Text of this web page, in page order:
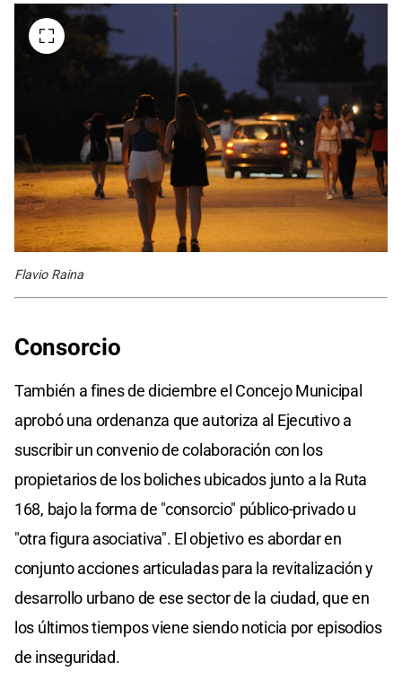
Flavio Raina
Consorcio
También a fines de diciembre el Concejo Municipal
aprobó una ordenanza que autoriza al Ejecutivo a
suscribir un convenio de colaboración con los
propietarios de los boliches ubicados junto a la Ruta
168, bajo la forma de "consorcio" público-privado u
"otra figura asociativa". El objetivo es abordar en
conjunto acciones articuladas para la revitalización y
desarrollo urbano de ese sector de la ciudad, que en
los últimos tiempos viene siendo noticia por episodios
de inseguridad.